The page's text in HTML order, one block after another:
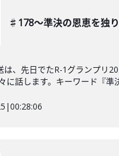
♯178〜準決の恩恵を独
は、先日でたR-1グランプリ
に話します。キーワード『準
|00:28:06